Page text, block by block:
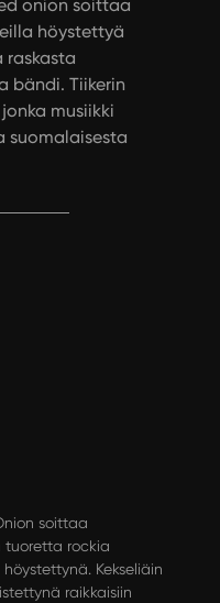
onion soittaa
höystettyä
raskasta
bändi. Tiikerin
musiikki
suomalaisesta
soittaa
tuoretta rockia
Kekseliäin
raikkaisiin